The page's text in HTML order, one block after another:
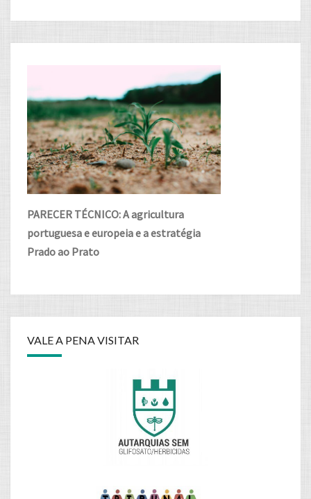
PARECER TÉCNICO: A agricultura
portuguesa e europeia e a estratégia
Prado ao Prato
VALE A PENA VISITAR